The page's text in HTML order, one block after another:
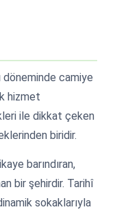
döneminde camiye
hizmet
ile dikkat çeken
biridir.
barındıran,
bir şehirdir. Tarihî
sokaklarıyla